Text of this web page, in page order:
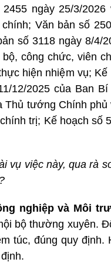
ngày 25/3/
Văn bản số
số 3118 ngày 8/4/
công chức, viên
hiện nhiệm vụ;
12/2025 của Ban
Thủ tướng Chính
trị; Kế hoạch số
vụ việc này, qua rà
nghiệp và Môi
bộ thường xuyên.
túc, đúng quy